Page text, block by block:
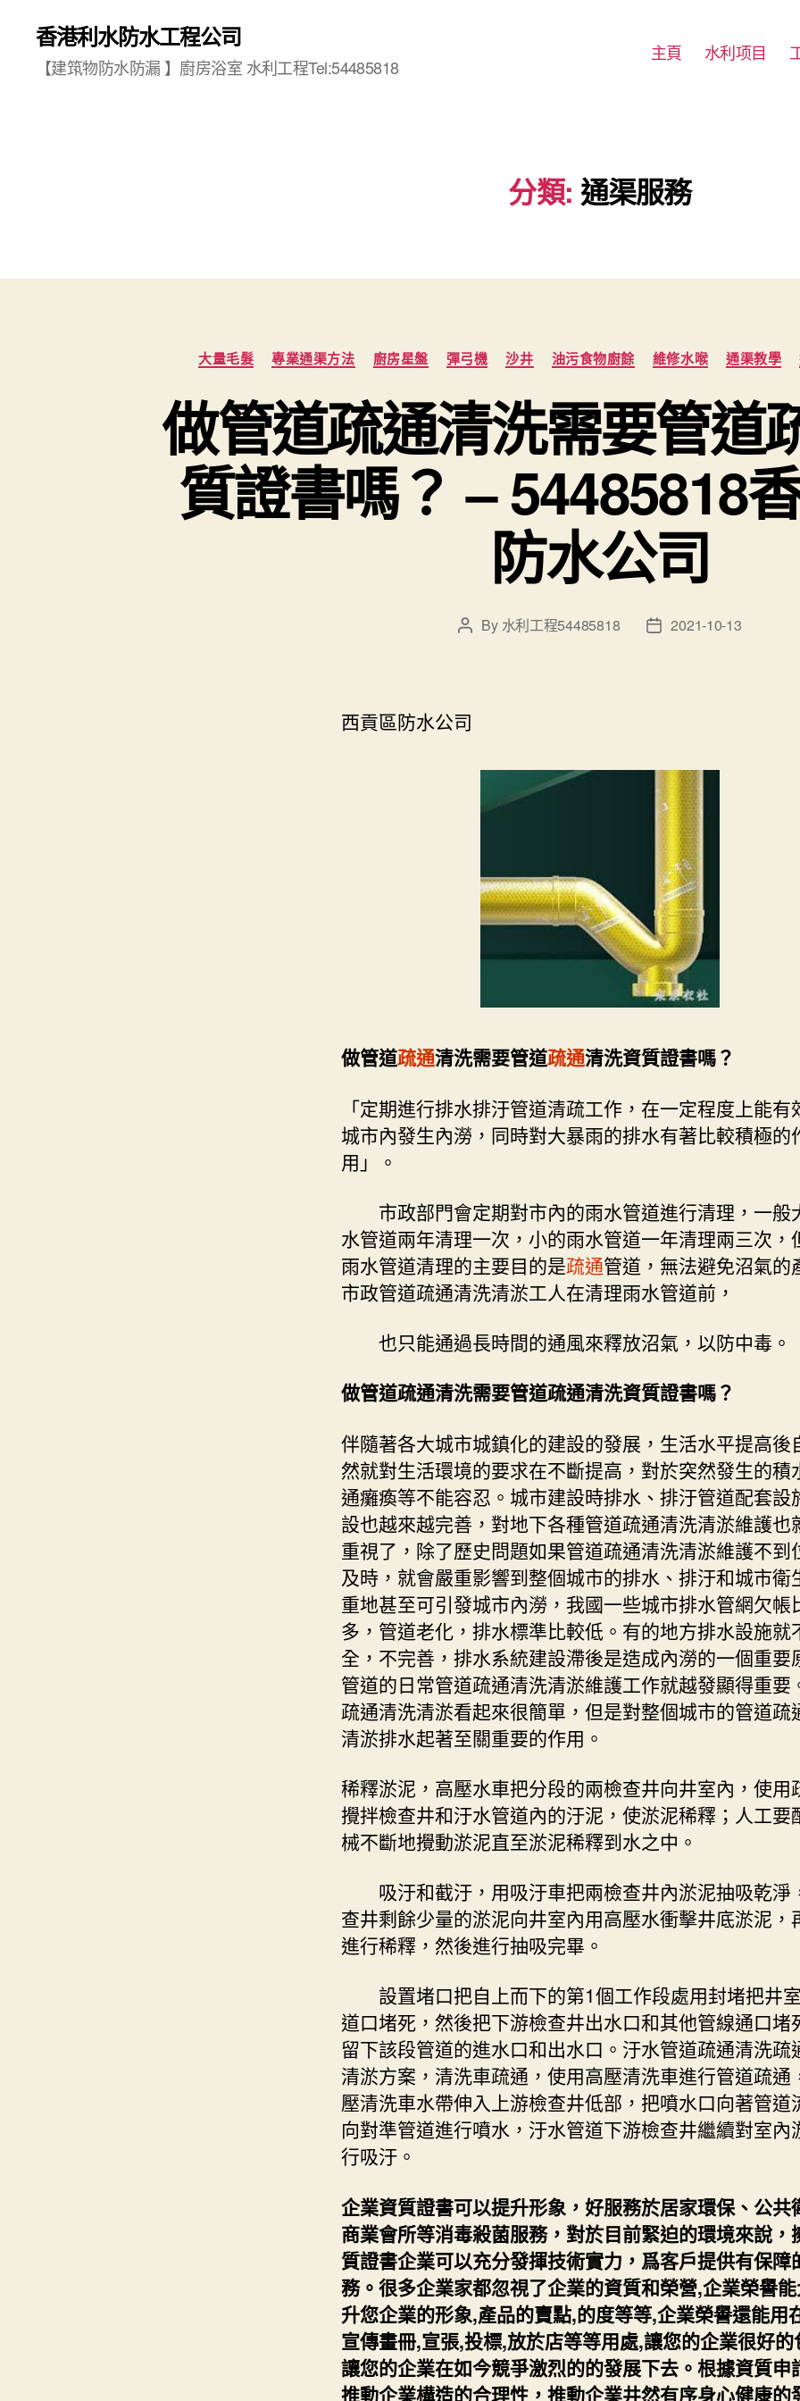
香港利水防水工程公司
【建筑物防水防漏 】廚房浴室 水利工程Tel:54485818
主頁 水利项目
分類: 通渠服務
Categories
大量毛髮 專業通渠方法 廚房星盤 彈弓機 沙井 油污食物廚餘 維修水喉 通渠教學
做管道疏通清洗需要管道
質證書嗎？ – 54485818
防水公司
Post
By 水利工程54485818
Post2021-10-13
西貢區防水公司
做管道疏通清洗需要管道疏通清洗資質證書嗎？
「定期進行排水排汙管道清疏工作，在一定程度上能有
城市內發生內澇，同時對大暴雨的排水有著比較積極的
用」。
市政部門會定期對市內的雨水管道進行清理，一般
水管道兩年清理一次，小的雨水管道一年清理兩三次，
雨水管道清理的主要目的是疏通管道，無法避免沼氣的
市政管道疏通清洗清淤工人在清理雨水管道前，
也只能通過長時間的通風來釋放沼氣，以防中毒。
做管道疏通清洗需要管道疏通清洗資質證書嗎？
伴隨著各大城市城鎮化的建設的發展，生活水平提高後
然就對生活環境的要求在不斷提高，對於突然發生的積
通癱瘓等不能容忍。城市建設時排水、排汙管道配套設
設也越來越完善，對地下各種管道疏通清洗清淤維護也
重視了，除了歷史問題如果管道疏通清洗清淤維護不到
及時，就會嚴重影響到整個城市的排水、排汙和城市衛
重地甚至可引發城市內澇，我國一些城市排水管網欠帳
多，管道老化，排水標準比較低。有的地方排水設施就
全，不完善，排水系統建設滯後是造成內澇的一個重要
管道的日常管道疏通清洗清淤維護工作就越發顯得重要
疏通清洗清淤看起來很簡單，但是對整個城市的管道疏
清淤排水起著至關重要的作用。
稀釋淤泥，高壓水車把分段的兩檢查井向井室內，使用
攪拌檢查井和汙水管道內的汙泥，使淤泥稀釋；人工要
械不斷地攪動淤泥直至淤泥稀釋到水之中。
吸汙和截汙，用吸汙車把兩檢查井內淤泥抽吸乾淨
查井剩餘少量的淤泥向井室內用高壓水衝擊井底淤泥，
進行稀釋，然後進行抽吸完畢。
設置堵口把自上而下的第1個工作段處用封堵把井
道口堵死，然後把下游檢查井出水口和其他管線通口堵
留下該段管道的進水口和出水口。汙水管道疏通清洗疏
清淤方案，清洗車疏通，使用高壓清洗車進行管道疏通
壓清洗車水帶伸入上游檢查井低部，把噴水口向著管道
向對準管道進行噴水，汙水管道下游檢查井繼續對室內
行吸汙。
企業資質證書可以提升形象，好服務於居家環保、公共
商業會所等消毒殺菌服務，對於目前緊迫的環境來說，
質證書企業可以充分發揮技術實力，爲客戶提供有保障
務。很多企業家都忽視了企業的資質和榮營,企業榮譽
升您企業的形象,產品的賣點,的度等等,企業榮譽還能用
宣傳畫冊,宣張,投標,放於店等等用處,讓您的企業很好的
讓您的企業在如今競爭激烈的的發展下去。根據資質申
推動企業構造的合理性，推動企業井然有序身心健康的